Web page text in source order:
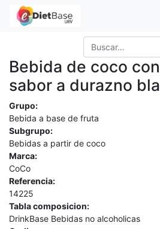
Bebida de coco
sabor a durazno
Grupo:
Bebida a base de fruta
Subgrupo:
Bebidas a partir de coco
Marca:
CoCo
Referencia:
14225
Tabla composicion:
DrinkBase Bebidas no alcoholicas